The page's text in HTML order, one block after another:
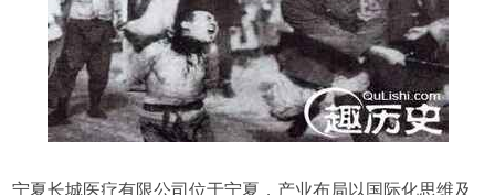
宁夏长城医疗有限公司位于宁夏，产业布局以国际化思维及